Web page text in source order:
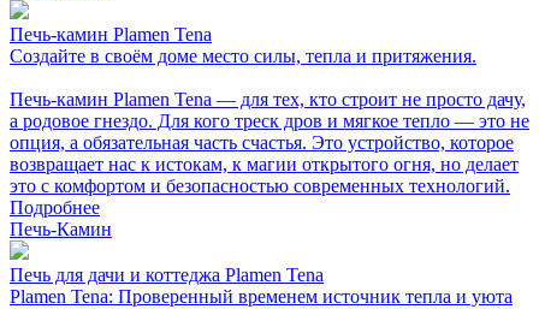
Печь-камин Plamen Tena
Создайте в своём доме место силы, тепла и притяжения.
Печь-камин Plamen Tena — для тех, кто строит не просто дачу,
а родовое гнездо. Для кого треск дров и мягкое тепло — это не
опция, а обязательная часть счастья. Это устройство, которое
возвращает нас к истокам, к магии открытого огня, но делает
это с комфортом и безопасностью современных технологий.
Подробнее
Печь-Камин
Печь для дачи и коттеджа Plamen Tena
Plamen Tena: Проверенный временем источник тепла и уюта